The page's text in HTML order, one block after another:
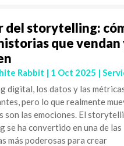
del storytelling:
que vendan
Rabbit | 1 Oct 2025 |
digital, los datos y las
pero lo que realmente
son las emociones. El
se ha convertido en una de las
más poderosas para crear